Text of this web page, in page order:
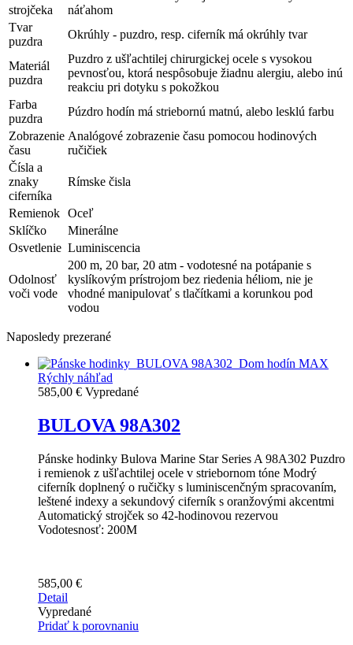
strojčeka
náťahom
Tvar
puzdra
Okrúhly - puzdro, resp. ciferník má okrúhly tvar
Materiál
puzdra
Puzdro z ušľachtilej chirurgickej ocele s vysokou
pevnosťou, ktorá nespôsobuje žiadnu alergiu, alebo inú
reakciu pri dotyku s pokožkou
Farba
puzdra
Púzdro hodín má striebornú matnú, alebo lesklú farbu
Zobrazenie
času
Analógové zobrazenie času pomocou hodinových
ručičiek
Čísla a
znaky
ciferníka
Rímske čisla
Remienok Oceľ
Sklíčko
Minerálne
Osvetlenie Luminiscencia
Odolnosť
voči vode
200 m, 20 bar, 20 atm - vodotesné na potápanie s
kyslíkovým prístrojom bez riedenia héliom, nie je
vhodné manipulovať s tlačítkami a korunkou pod
vodou
Naposledy prezerané
Rýchly náhľad
585,00 € Vypredané
BULOVA 98A302
Pánske hodinky Bulova Marine Star Series A 98A302 Puzdro
i remienok z ušľachtilej ocele v striebornom tóne Modrý
ciferník doplnený o ručičky s luminiscenčným spracovaním,
leštené indexy a sekundový ciferník s oranžovými akcentmi
Automatický strojček so 42-hodinovou rezervou
Vodotesnosť: 200M
585,00 €
Detail
Vypredané
Pridať k porovnaniu